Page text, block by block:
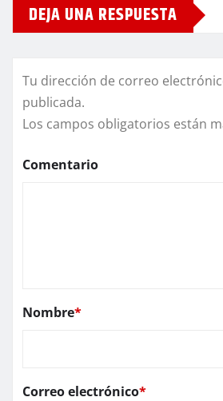
DEJA UNA RESPUESTA
Tu dirección de correo
publicada.
Los campos obligatorios están
Comentario
Nombre*
Correo electrónico*